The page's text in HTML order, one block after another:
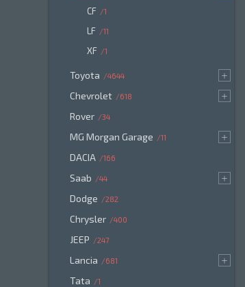
CF 1
LF 11
XF 1
Toyota 4644
Chevrolet 618
Rover 34
MG Morgan Garage 11
DACIA 166
Saab 44
Dodge 282
Chrysler 400
JEEP 247
Lancia 681
Tata 1